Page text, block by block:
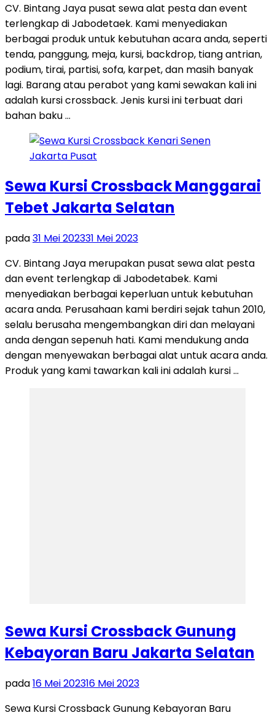
CV. Bintang Jaya pusat sewa alat pesta dan event
terlengkap di Jabodetaek. Kami menyediakan
berbagai produk untuk kebutuhan acara anda, seperti
tenda, panggung, meja, kursi, backdrop, tiang antrian,
podium, tirai, partisi, sofa, karpet, dan masih banyak
lagi. Barang atau perabot yang kami sewakan kali ini
adalah kursi crossback. Jenis kursi ini terbuat dari
bahan baku …
Sewa Kursi Crossback Manggarai
Tebet Jakarta Selatan
pada31 Mei 202331 Mei 2023
CV. Bintang Jaya merupakan pusat sewa alat pesta
dan event terlengkap di Jabodetabek. Kami
menyediakan berbagai keperluan untuk kebutuhan
acara anda. Perusahaan kami berdiri sejak tahun 2010,
selalu berusaha mengembangkan diri dan melayani
anda dengan sepenuh hati. Kami mendukung anda
dengan menyewakan berbagai alat untuk acara anda.
Produk yang kami tawarkan kali ini adalah kursi …
Sewa Kursi Crossback Gunung
Kebayoran Baru Jakarta Selatan
pada16 Mei 202316 Mei 2023
Sewa Kursi Crossback Gunung Kebayoran Baru